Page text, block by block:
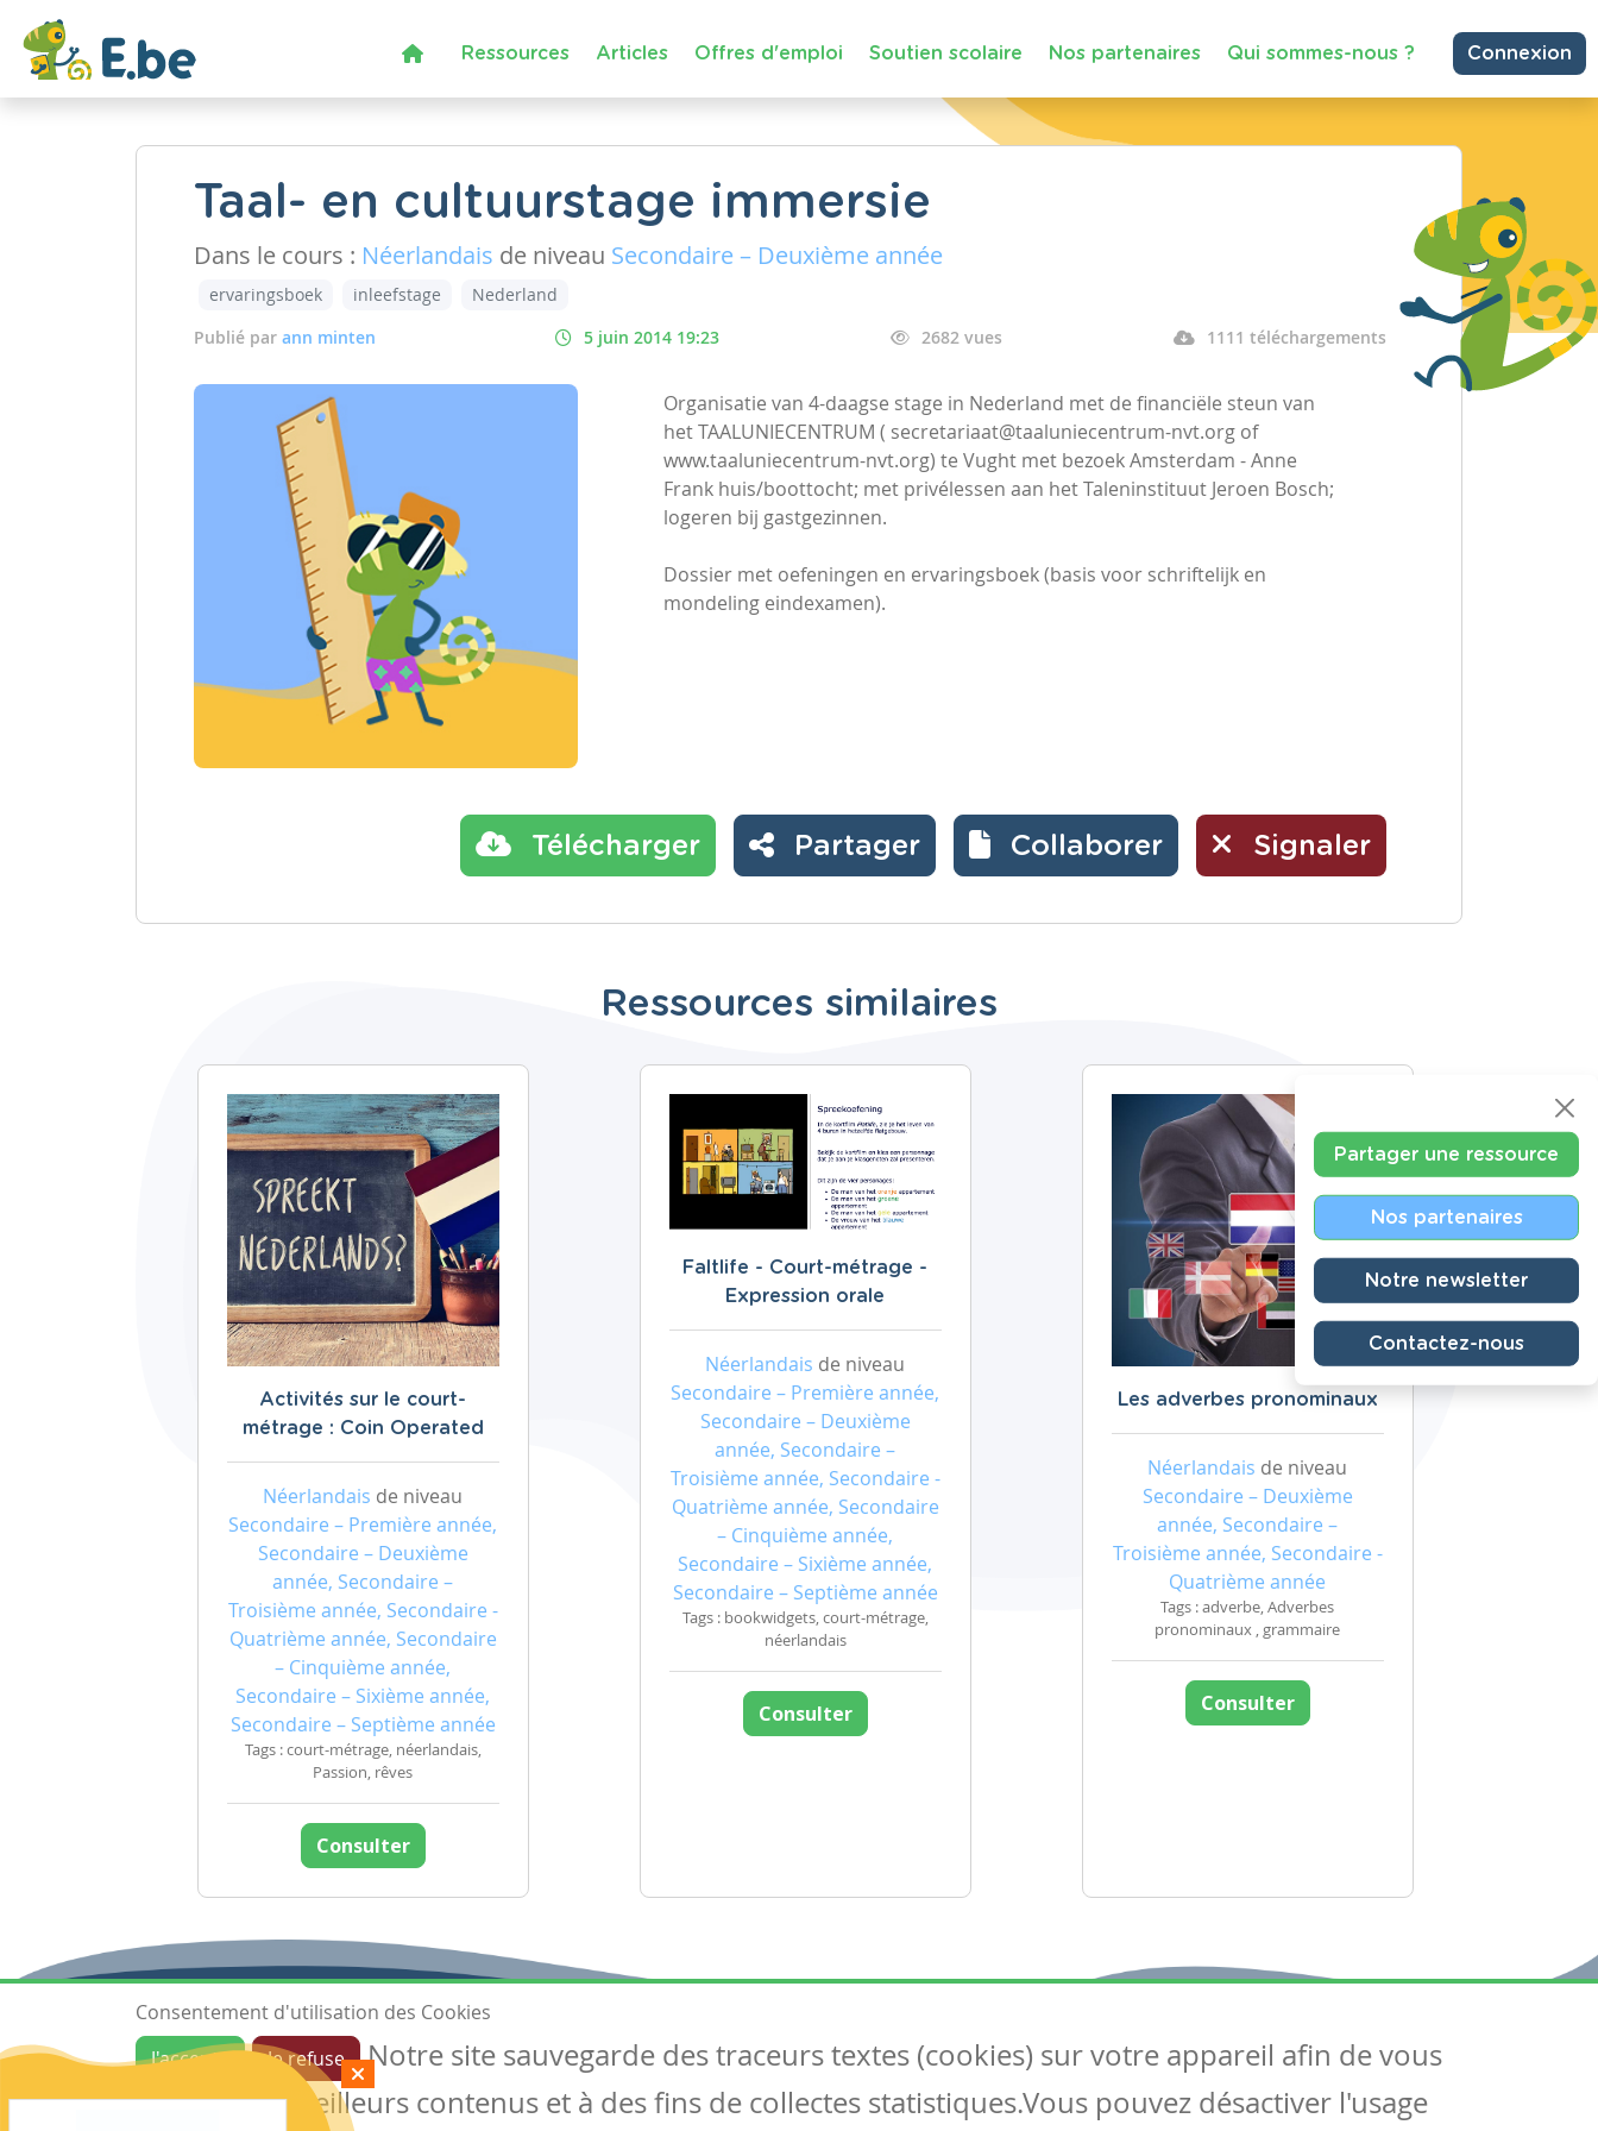
Ressources Articles Offres d'emploi Soutien scolaire Nos partenaires Qui sommes-nous ? Connexion
Taal- en cultuurstage immersie
Dans le cours : Néerlandais de niveau Secondaire – Deuxième année
ervaringsboek inleefstage
Nederland
Publié par ann minten 5 juin 2014 19:23 2682 vues 1111 téléchargements
Organisatie van 4-daagse stage in Nederland met de financiële steun van
het TAALUNIECENTRUM ( secretariaat@taaluniecentrum-nvt.org of
www.taaluniecentrum-nvt.org) te Vught met bezoek Amsterdam - Anne
Frank huis/boottocht; met privélessen aan het Taleninstituut Jeroen Bosch;
logeren bij gastgezinnen.
Dossier met oefeningen en ervaringsboek (basis voor schriftelijk en
mondeling eindexamen).
Télécharger Partager Collaborer Signaler
Ressources similaires
Activités sur le court-
métrage : Coin Operated
Néerlandais de niveau
Secondaire – Première année,
Secondaire – Deuxième
année, Secondaire –
Troisième année, Secondaire -
Quatrième année, Secondaire
– Cinquième année,
Secondaire – Sixième année,
Secondaire – Septième année
Tags : court-métrage, néerlandais,
Passion, rêves
Consulter
Faltlife - Court-métrage -
Expression orale
Néerlandais de niveau
Secondaire – Première année,
Secondaire – Deuxième
année, Secondaire –
Troisième année, Secondaire -
Quatrième année, Secondaire
– Cinquième année,
Secondaire – Sixième année,
Secondaire – Septième année
Tags : bookwidgets, court-métrage,
néerlandais
Consulter
Les adverbes pronominaux
Néerlandais de niveau
Secondaire – Deuxième
année, Secondaire –
Troisième année, Secondaire -
Quatrième année
Tags : adverbe, Adverbes
pronominaux , grammaire
Consulter
Partager une ressource
Nos partenaires
Notre newsletter
Contactez-nous
Ressources
Les ressources
Articles
Tous les articles
Suivez-nous
Contactez-nous
Consentement d'utilisation des Cookies
J'accepte
Je refuse
Notre site sauvegarde des traceurs textes (cookies) sur votre appareil afin de vous
garantir de meilleurs contenus et à des fins de collectes statistiques.Vous pouvez désactiver l'usage